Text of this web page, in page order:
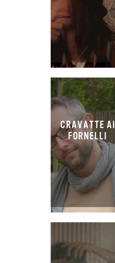
CRAVATTE AI
FORNELLI